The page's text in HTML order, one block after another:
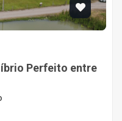
Perfeito entre